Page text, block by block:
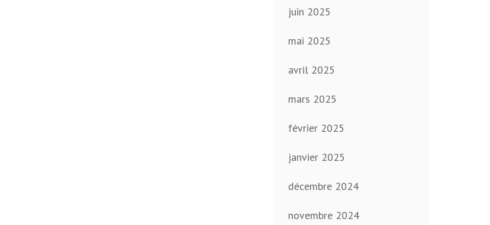
juin 2025
mai 2025
avril 2025
mars 2025
février 2025
janvier 2025
décembre 2024
novembre 2024